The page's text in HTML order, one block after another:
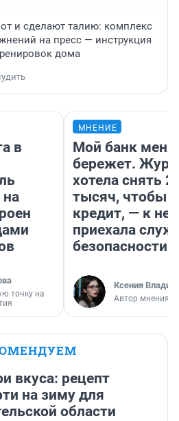
и сделают талию: комплекс
на пресс — инструкция
дома
в
на
точку на
МНЕНИЕ
Мой банк меня
бережет.
хотела снять
тысяч, чтобы
кредит, — к
приехала
безопасности
Ксения
Автор мнения
вкуса: рецепт
на зиму для
области